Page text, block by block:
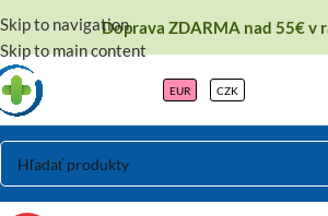
Skip to navigation
Skip to main content
Doprava ZDARMA nad 55€ v
EUR CZK